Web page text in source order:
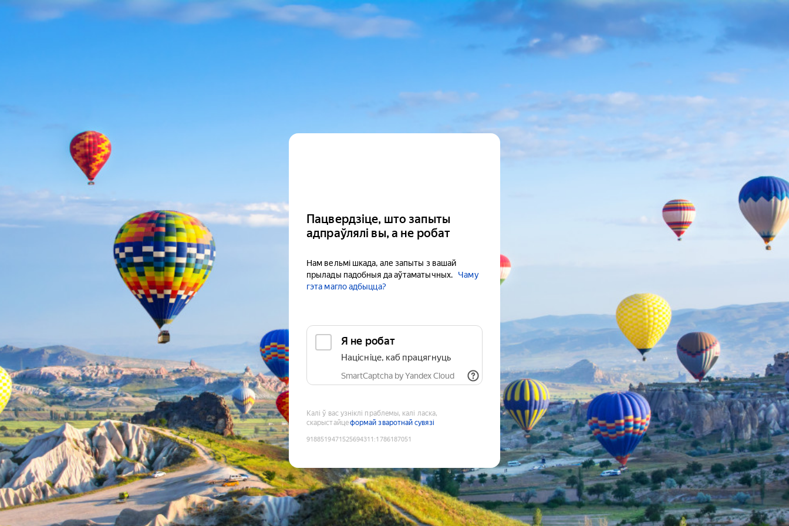
Пацвердзіце, што запыты
адпраўлялі вы, а не робат
Нам вельмі шкада, але запыты з вашай
прылады падобныя да аўтаматычных.
Чаму
гэта магло адбыцца?
Я не робат
Націсніце, каб працягнуць
SmartCaptcha by Yandex Cloud
Калі ў вас узніклі праблемы, калі ласка,
скарыстайцеформай зваротнай сувязі
9188519471525694311 :1786187051